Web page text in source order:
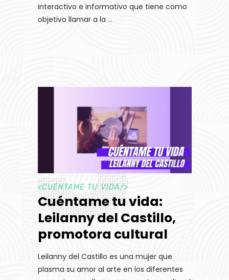
interactivo e informativo que tiene como
objetivo llamar a la
<CUÉNTAME TU VIDA/>
Cuéntame tu vida:
Leilanny del Castillo,
promotora cultural
Leilanny del Castillo es una mujer que
plasma su amor al arte en los diferentes